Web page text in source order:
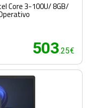
Core 3-100U/ 8GB/
503.25€